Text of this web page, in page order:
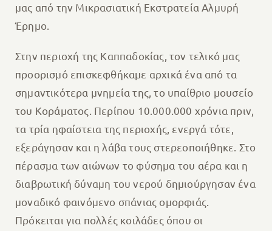
μας από την Μικρασιατική Εκστρατεία Αλμυρή
Έρημο.
Στην περιοχή της Καππαδοκίας, τον τελικό μας
προορισμό επισκεφθήκαμε αρχικά ένα από τα
σημαντικότερα μνημεία της, το υπαίθριο μουσείο
του Κοράματος. Περίπου 10.000.000 χρόνια πριν,
τα τρία ηφαίστεια της περιοχής, ενεργά τότε,
εξεράγησαν και η λάβα τους στερεοποιήθηκε. Στο
πέρασμα των αιώνων το φύσημα του αέρα και η
διαβρωτική δύναμη του νερού δημιούργησαν ένα
μοναδικό φαινόμενο σπάνιας ομορφιάς.
Πρόκειται για πολλές κοιλάδες όπου οι